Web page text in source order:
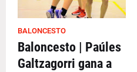
BALONCESTO
Baloncesto | Paúles
Galtzagorri gana a